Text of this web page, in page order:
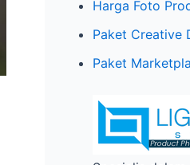
Harga Foto
Paket Creative
Paket